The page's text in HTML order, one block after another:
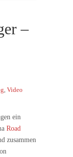
–
Video
ein
Road
zusammen